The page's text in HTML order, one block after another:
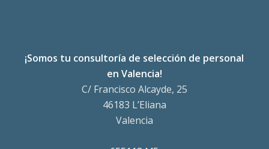
¡Somos tu consultoría de selección de personal
en Valencia!
C/ Francisco Alcayde, 25
46183 L’Eliana
Valencia